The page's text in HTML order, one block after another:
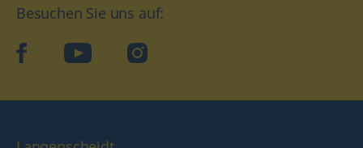
Besuchen Sie uns auf:
facebook YouTube Instagram